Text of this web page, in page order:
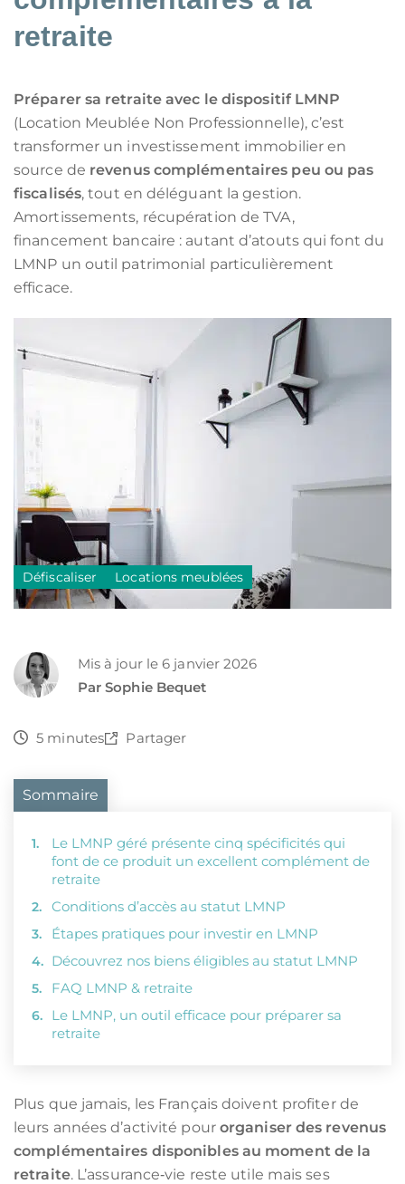
retraite
Préparer sa retraite avec le dispositif LMNP
(Location Meublée Non Professionnelle), c’est
transformer un investissement immobilier en
source de revenus complémentaires peu ou pas
fiscalisés, tout en déléguant la gestion.
Amortissements, récupération de TVA,
financement bancaire : autant d’atouts qui font du
LMNP un outil patrimonial particulièrement
efficace.
Défiscaliser Locations meublées
Mis à jour le 6 janvier 2026
Par Sophie Bequet
5 minutes Partager
Sommaire
Le LMNP géré présente cinq spécificités qui
font de ce produit un excellent complément de
retraite
Conditions d’accès au statut LMNP
Étapes pratiques pour investir en LMNP
Découvrez nos biens éligibles au statut LMNP
FAQ LMNP & retraite
Le LMNP, un outil efficace pour préparer sa
retraite
Plus que jamais, les Français doivent profiter de
leurs années d’activité pour organiser des revenus
complémentaires disponibles au moment de la
retraite. L’assurance‑vie reste utile mais ses